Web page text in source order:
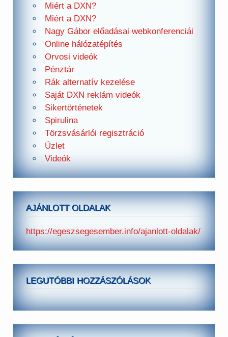
Miért a DXN?
Miért a DXN?
Nagy Gábor előadásai webkonferenciái
Online hálózatépítés
Orvosi videók
Pénztár
Rák alternatív kezelése
Saját DXN reklám videók
Sikertörténetek
Spirulina
Törzsvásárlói regisztráció
Üzlet
Videók
AJÁNLOTT OLDALAK
https://egeszsegesember.info/ajanlott-oldalak/
LEGUTÓBBI HOZZÁSZÓLÁSOK